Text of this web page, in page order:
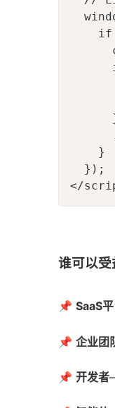
    }
  });
</
谁可以受
📌 SaaS
📌 企业团
📌 开发者